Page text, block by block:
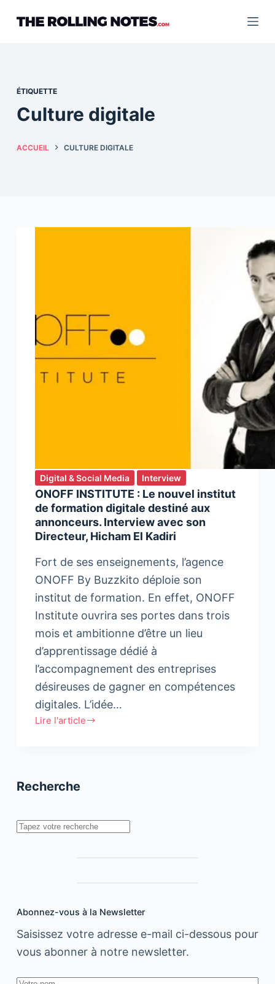
ÉTIQUETTE
Culture digitale
ACCUEIL CULTURE DIGITALE
Digital & Social Media Interview
ONOFF INSTITUTE : Le nouvel institut
de formation digitale destiné aux
annonceurs. Interview avec son
Directeur, Hicham El Kadiri
Fort de ses enseignements, l’agence
ONOFF By Buzzkito déploie son
institut de formation. En effet, ONOFF
Institute ouvrira ses portes dans trois
mois et ambitionne d’être un lieu
d’apprentissage dédié à
l’accompagnement des entreprises
désireuses de gagner en compétences
digitales. L’idée…
Lire l'article
ONOFF
institut
digitale
son
Directeur,
Hicham
Kadiri
Recherche
Rechercher
Abonnez-vous à la Newsletter
Saisissez votre adresse e-mail ci-dessous pour
vous abonner à notre newsletter.